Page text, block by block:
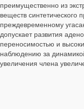
преимущественно из
веществ синтетического
преждевременному
допускает развития
переносимостью и
наблюдению за
увеличения члена